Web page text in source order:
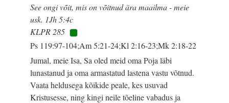
See ongi võit, mis on võitnud ära maailma - meie
usk. 1Jh 5:4c
KLPR 285
Ps 119:97-104;Am 5:21-24;Kl 2:16-23;Mk 2:18-22
Jumal, meie Isa, Sa oled meid oma Poja läbi
lunastanud ja oma armastatud lastena vastu võtnud.
Vaata heldusega kõikide peale, kes usuvad
Kristusesse, ning kingi neile tõeline vabadus ja